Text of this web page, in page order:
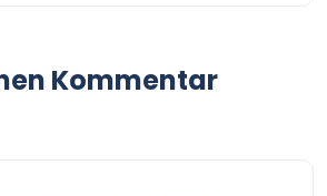
Kommentar